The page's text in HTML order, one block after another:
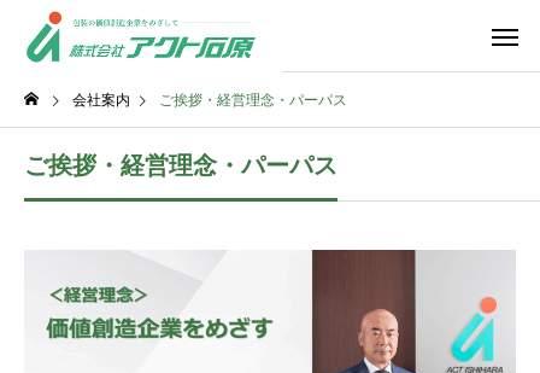
会社案内 ご挨拶・経営理念・パーパス
ご挨拶・経営理念・パーパス